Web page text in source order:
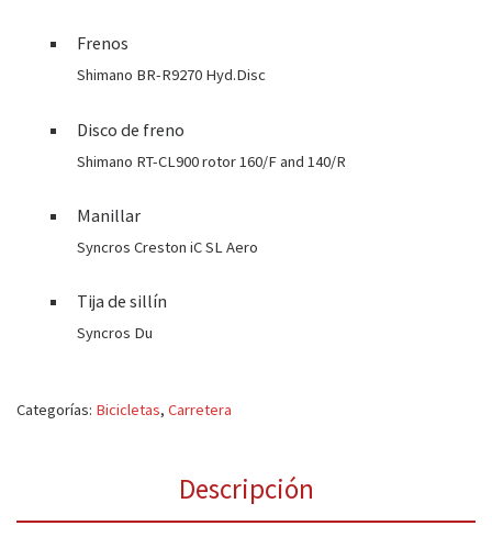
Frenos
Shimano BR-R9270 Hyd.Disc
Disco de freno
Shimano RT-CL900 rotor 160/F and 140/R
Manillar
Syncros Creston iC SL Aero
Tija de sillín
Syncros Du
Categorías: Bicicletas, Carretera
Descripción